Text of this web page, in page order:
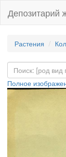
Депозитарий
Растения
Полное